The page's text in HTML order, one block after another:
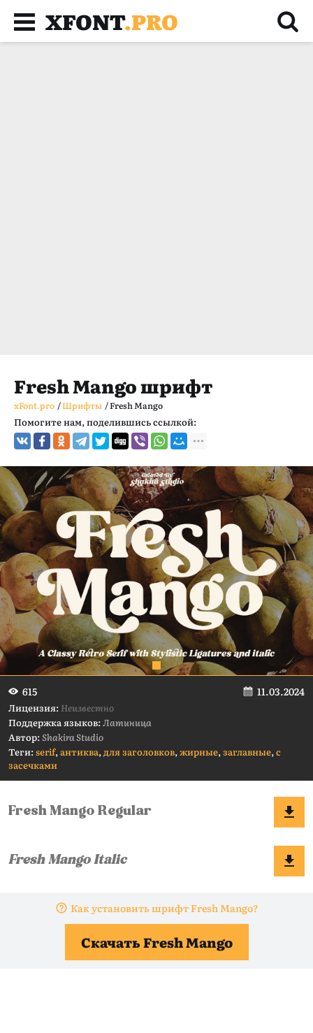
XFONT.PRO
Fresh Mango шрифт
xFont.pro /Шрифты /Fresh Mango
Помогите нам, поделившись ссылкой:
615 11.03.2024
Лицензия: Неизвестно
Поддержка языков:Латиница
Автор:Shakira Studio
Теги:serif, антиква, для заголовков, жирные, заглавные, с
засечками
Как установить шрифт Fresh Mango?
Скачать Fresh Mango